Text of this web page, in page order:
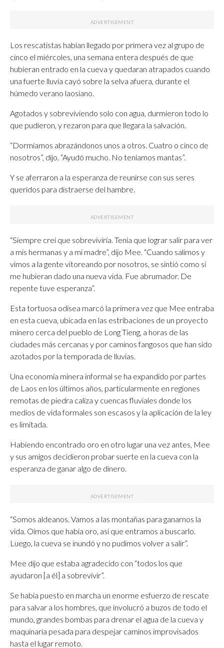
Los rescatistas habían llegado por primera vez al grupo de
cinco el miércoles, una semana entera después de que
hubieran entrado en la cueva y quedaran atrapados cuando
una fuerte lluvia cayó sobre la selva afuera, durante el
húmedo verano laosiano.
Agotados y sobreviviendo solo con agua, durmieron todo lo
que pudieron, y rezaron para que llegara la salvación.
“Dormíamos abrazándonos unos a otros. Cuatro o cinco de
nosotros”, dijo. “Ayudó mucho. No teníamos mantas”.
Y se aferraron a la esperanza de reunirse con sus seres
queridos para distraerse del hambre.
“Siempre creí que sobreviviría. Tenía que lograr salir para ver
a mis hermanas y a mi madre”, dijo Mee. “Cuando salimos y
vimos a la gente vitoreando por nosotros, se sintió como si
me hubieran dado una nueva vida. Fue abrumador. De
repente tuve esperanza”.
Esta tortuosa odisea marcó la primera vez que Mee entraba
en esta cueva, ubicada en las estribaciones de un proyecto
minero cerca del pueblo de Long Tieng, a horas de las
ciudades más cercanas y por caminos fangosos que han sido
azotados por la temporada de lluvias.
Una economía minera informal se ha expandido por partes
de Laos en los últimos años, particularmente en regiones
remotas de piedra caliza y cuencas fluviales donde los
medios de vida formales son escasos y la aplicación de la ley
es limitada.
Habiendo encontrado oro en otro lugar una vez antes, Mee
y sus amigos decidieron probar suerte en la cueva con la
esperanza de ganar algo de dinero.
“Somos aldeanos. Vamos a las montañas para ganarnos la
vida. Oímos que había oro, así que entramos a buscarlo.
Luego, la cueva se inundó y no pudimos volver a salir”.
Mee dijo que estaba agradecido con “todos los que
ayudaron [a él] a sobrevivir”.
Se había puesto en marcha un enorme esfuerzo de rescate
para salvar a los hombres, que involucró a buzos de todo el
mundo, grandes bombas para drenar el agua de la cueva y
maquinaria pesada para despejar caminos improvisados
hasta el lugar remoto.